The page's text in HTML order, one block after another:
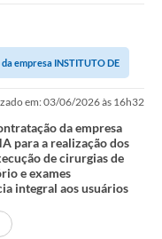
empresa INSTITUTO DE
em: 03/06/2026 às 16h32
da empresa
para a realização dos
de cirurgias de
e exames
integral aos usuários